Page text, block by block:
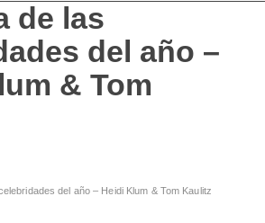
de las
del año –
& Tom
del año – Heidi Klum & Tom Kaulitz